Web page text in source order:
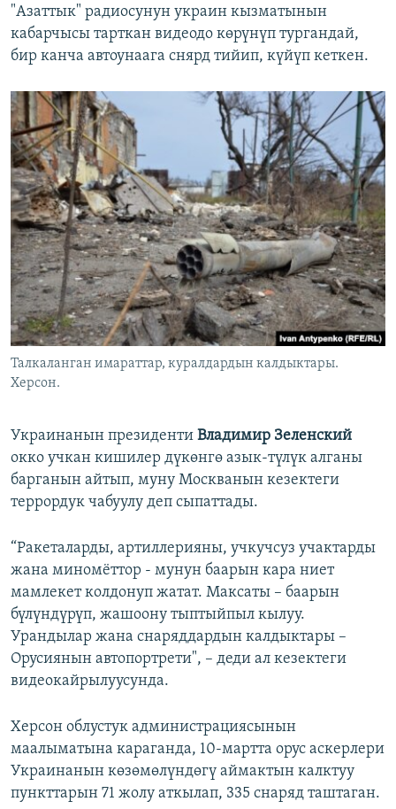
"Азаттык" радиосунун украин кызматынын
кабарчысы тарткан видеодо көрүнүп тургандай,
бир канча автоунаага снярд тийип, күйүп кеткен.
Талкаланган имараттар, куралдардын калдыктары.
Херсон.
Украинанын президенти Владимир Зеленский
окко учкан кишилер дүкөнгө азык-түлүк алганы
барганын айтып, муну Москванын кезектеги
террордук чабуулу деп сыпаттады.
“Ракеталарды, артиллерияны, учкучсуз учактарды
жана миномёттор - мунун баарын кара ниет
мамлекет колдонуп жатат. Максаты – баарын
бүлүндүрүп, жашоону тыптыйпыл кылуу.
Урандылар жана снаряддардын калдыктары –
Орусиянын автопортрети", – деди ал кезектеги
видеокайрылуусунда.
Херсон облустук администрациясынын
маалыматына караганда, 10-мартта орус аскерлери
Украинанын көзөмөлүндөгү аймактын калктуу
пункттарын 71 жолу аткылап, 335 снаряд таштаган.